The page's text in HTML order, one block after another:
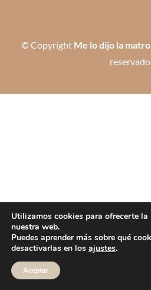
© Copyright Me lo dijo la
Utilizamos cookies para ofrecerte la
nuestra web.
Puedes aprender más sobre qué
desactivarlas en los ajustes.
Aceptar